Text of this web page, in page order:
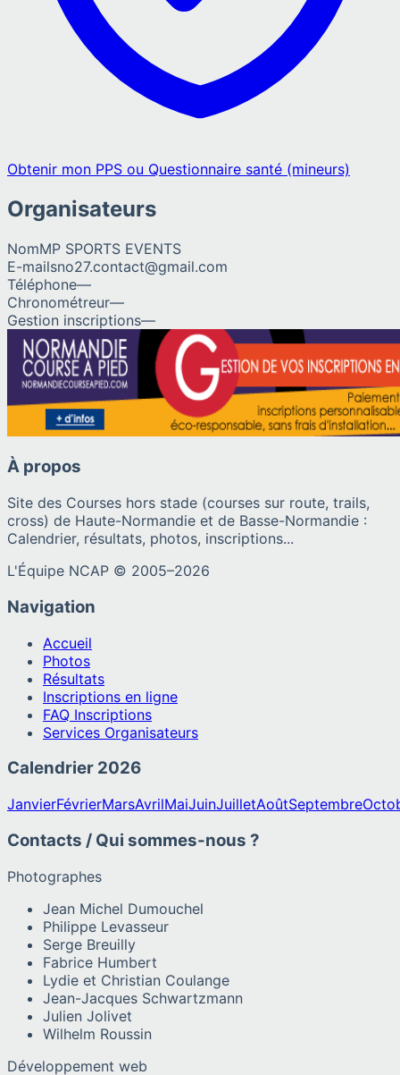
Obtenir mon PPS ou Questionnaire santé (mineurs)
Organisateurs
NomMP SPORTS EVENTS
E-mailsno27.contact@gmail.com
Téléphone—
Chronométreur—
Gestion inscriptions—
À propos
Site des Courses hors stade (courses sur route, trails,
cross) de Haute-Normandie et de Basse-Normandie :
Calendrier, résultats, photos, inscriptions...
L'Équipe NCAP © 2005–2026
Navigation
Accueil
Photos
Résultats
Inscriptions en ligne
FAQ Inscriptions
Services Organisateurs
Calendrier 2026
JanvierFévrierMarsAvrilMaiJuinJuilletAoûtSeptembre
Contacts / Qui sommes-nous ?
Photographes
Jean Michel Dumouchel
Philippe Levasseur
Serge Breuilly
Fabrice Humbert
Lydie et Christian Coulange
Jean-Jacques Schwartzmann
Julien Jolivet
Wilhelm Roussin
Développement web